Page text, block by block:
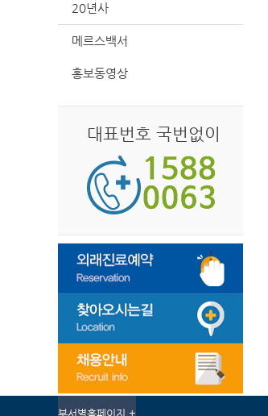
20년사
메르스백서
홍보동영상
대표번호 국번없이
부서별홈페이지 +